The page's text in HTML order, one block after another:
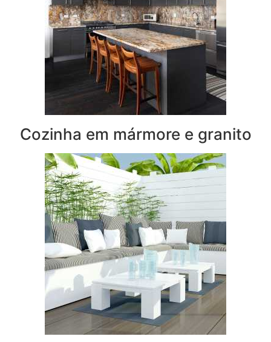
Cozinha em mármore e granito